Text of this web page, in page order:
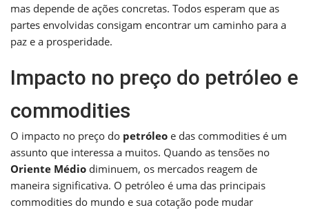
mas depende de ações concretas. Todos esperam que as
partes envolvidas consigam encontrar um caminho para a
paz e a prosperidade.
Impacto no preço do petróleo e
commodities
O impacto no preço do petróleo e das commodities é um
assunto que interessa a muitos. Quando as tensões no
Oriente Médio diminuem, os mercados reagem de
maneira significativa. O petróleo é uma das principais
commodities do mundo e sua cotação pode mudar